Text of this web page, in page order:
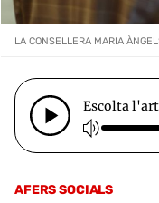
AFERS SOCIALS
LA CONSELLERA MARIA
Escolta